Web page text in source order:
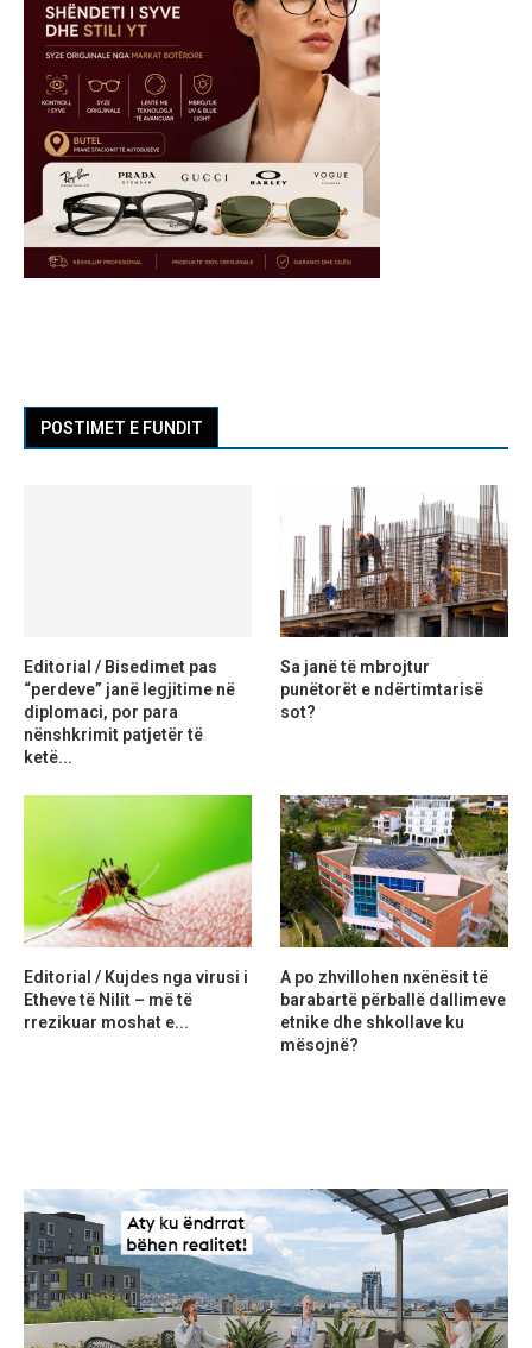
POSTIMET E FUNDIT
Editorial / Bisedimet pas
“perdeve” janë legjitime në
diplomaci, por para
nënshkrimit patjetër të
ketë...
Sa janë të mbrojtur
punëtorët e ndërtimtarisë
sot?
Editorial / Kujdes nga virusi i
Etheve të Nilit – më të
rrezikuar moshat e...
A po zhvillohen nxënësit të
barabartë përballë dallimeve
etnike dhe shkollave ku
mësojnë?